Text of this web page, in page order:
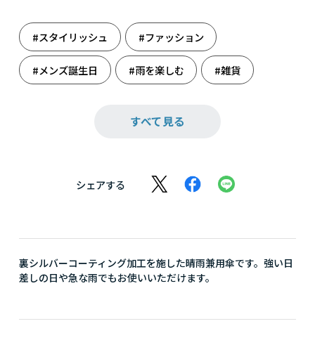
#スタイリッシュ #ファッション
#メンズ誕生日 #雨を楽しむ #雑貨
すべて見る
シェアする
裏シルバーコーティング加工を施した晴雨兼用傘です。強い日
差しの日や急な雨でもお使いいただけます。